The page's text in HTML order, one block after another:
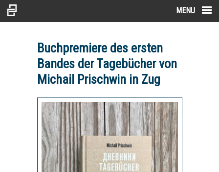
MENU
Buchpremiere des ersten
Bandes der Tagebücher von
Michail Prischwin in Zug